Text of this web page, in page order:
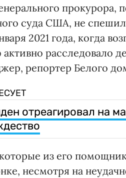
прокурора,
суда США, не спешил
2021 года, когда
активно расследовало
репортер Белого
отреагировал на
из его
несмотря на